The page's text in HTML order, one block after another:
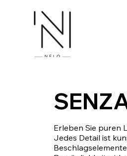
Erleben Sie puren
Jedes Detail ist